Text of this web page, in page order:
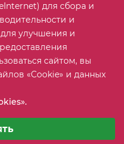
интернет-магазин не
Все права защищены.
для сбора и
и
улучшения и
сайтом, вы
«Cookie» и данных